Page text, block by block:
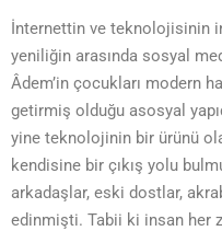
İnternettin ve teknolojisinin
yeniliğin arasında sosyal
Âdem’in çocukları modern
getirmiş olduğu asosyal
yine teknolojinin bir ürünü
kendisine bir çıkış yolu
arkadaşlar, eski dostlar,
edinmişti. Tabii ki insan her